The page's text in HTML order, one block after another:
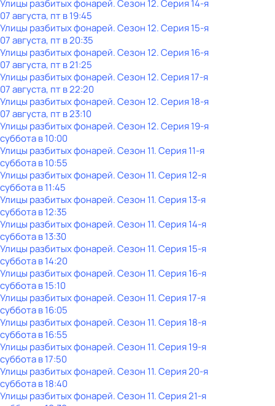
Улицы разбитых фонарей. Сезон 12. Серия 14-я
07 августа, пт в 19:45
Улицы разбитых фонарей. Сезон 12. Серия 15-я
07 августа, пт в 20:35
Улицы разбитых фонарей. Сезон 12. Серия 16-я
07 августа, пт в 21:25
Улицы разбитых фонарей. Сезон 12. Серия 17-я
07 августа, пт в 22:20
Улицы разбитых фонарей. Сезон 12. Серия 18-я
07 августа, пт в 23:10
Улицы разбитых фонарей. Сезон 12. Серия 19-я
субботав10:00
Улицы разбитых фонарей. Сезон 11. Серия 11-я
субботав10:55
Улицы разбитых фонарей. Сезон 11. Серия 12-я
субботав11:45
Улицы разбитых фонарей. Сезон 11. Серия 13-я
субботав12:35
Улицы разбитых фонарей. Сезон 11. Серия 14-я
субботав13:30
Улицы разбитых фонарей. Сезон 11. Серия 15-я
субботав14:20
Улицы разбитых фонарей. Сезон 11. Серия 16-я
субботав15:10
Улицы разбитых фонарей. Сезон 11. Серия 17-я
субботав16:05
Улицы разбитых фонарей. Сезон 11. Серия 18-я
субботав16:55
Улицы разбитых фонарей. Сезон 11. Серия 19-я
субботав17:50
Улицы разбитых фонарей. Сезон 11. Серия 20-я
субботав18:40
Улицы разбитых фонарей. Сезон 11. Серия 21-я